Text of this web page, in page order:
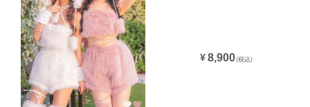
¥ 8,900(税込)